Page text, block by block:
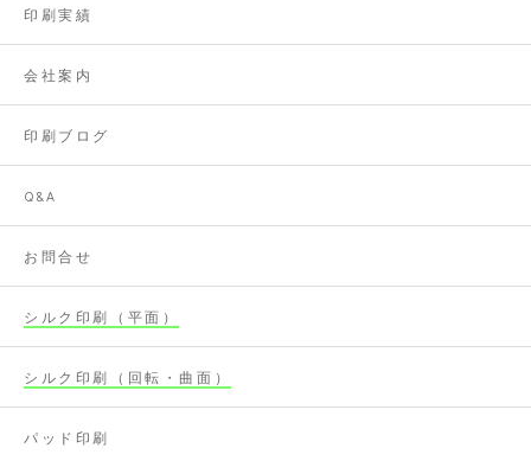
印刷実績
会社案内
印刷ブログ
Q&A
お問合せ
シルク印刷（平面）
シルク印刷（回転・曲面）
パッド印刷